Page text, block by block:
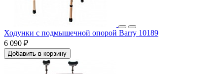
Ходунки с подмышечной опорой Barry 10189
6 090 ₽
Добавить в корзину